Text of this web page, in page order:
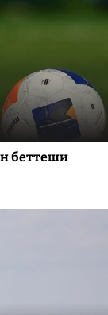
беттеши